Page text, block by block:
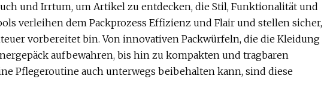
und Irrtum, um Artikel zu entdecken, die Stil, Funktionalität und
verleihen dem Packprozess Effizienz und Flair und stellen sicher,
vorbereitet bin. Von innovativen Packwürfeln, die die Kleidung
aufbewahren, bis hin zu kompakten und tragbaren
Pflegeroutine auch unterwegs beibehalten kann, sind diese